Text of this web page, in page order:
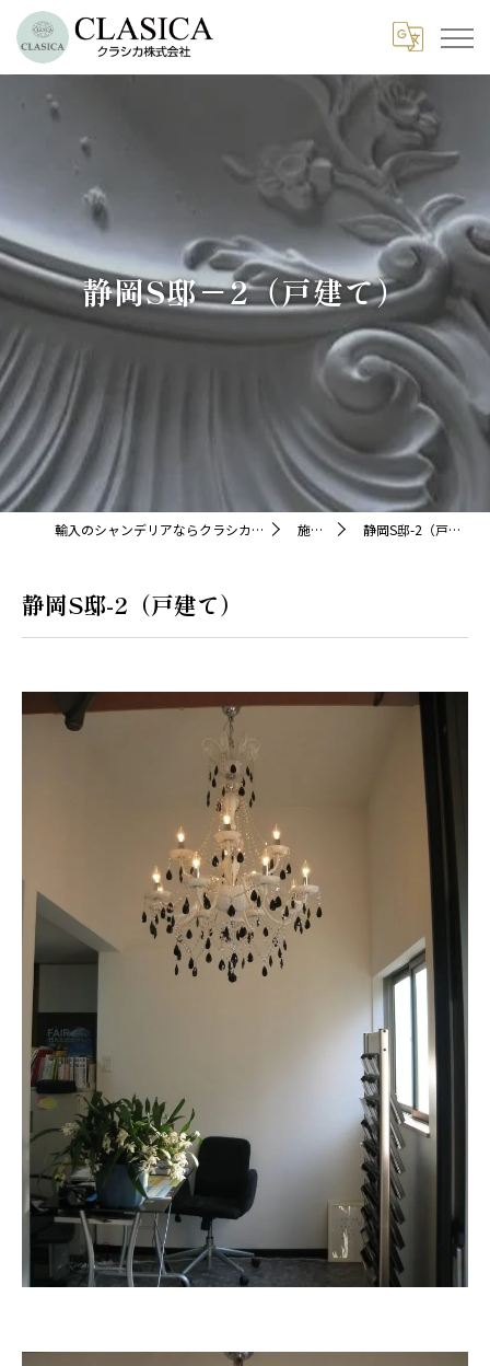
静岡S邸－2（戸建て）
輸入のシャンデリアならクラシカ株式会社 施工例 静岡S邸-2（戸建て）
静岡S邸-2（戸建て）